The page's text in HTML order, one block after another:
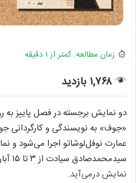
زمان مطالعه: کمتر از ۱ دقیقه
۱,۷۶۸ بازدید
دو نمایش برجسته در فصل پاییز
عمارت نوفل‌لوشاتو اجرا می‌شود و
نمایش درمی‌آید.